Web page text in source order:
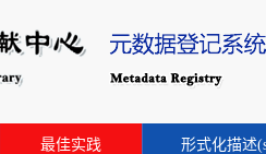
最佳实践 形式化描述